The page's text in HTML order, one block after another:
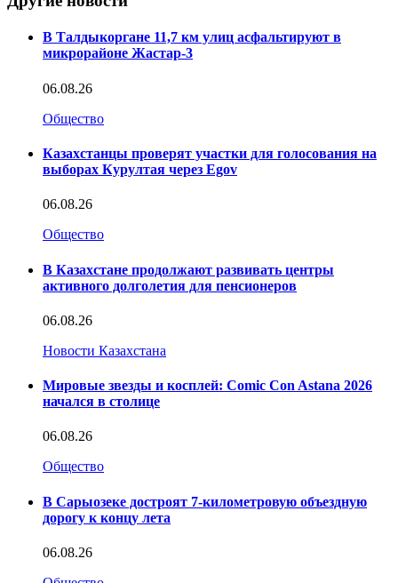
В Талдыкоргане 11,7 км улиц асфальтируют в
микрорайоне Жастар-3
06.08.26
Общество
Казахстанцы проверят участки для голосования на
выборах Курултая через Egov
06.08.26
Общество
В Казахстане продолжают развивать центры
активного долголетия для пенсионеров
06.08.26
Новости Казахстана
Мировые звезды и косплей: Comic Con Astana 2026
начался в столице
06.08.26
Общество
В Сарыозеке достроят 7-километровую объездную
дорогу к концу лета
06.08.26